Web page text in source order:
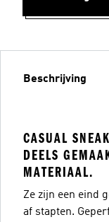
Beschrijving
CASUAL
DEELS
MATERIAAL.
Ze zijn een eind
af stapten.